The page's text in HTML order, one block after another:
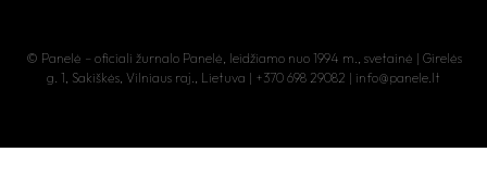
© Panelė – oficiali žurnalo Panelė, leidžiamo nuo 1994 m., svetainė | Girelės
g. 1, Sakiškės, Vilniaus raj., Lietuva | +370 698 29082 | info@panele.lt